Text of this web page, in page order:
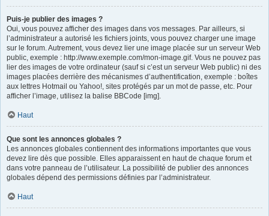
Puis-je publier des images ?
Oui, vous pouvez afficher des images dans vos messages. Par ailleurs, si
l’administrateur a autorisé les fichiers joints, vous pouvez charger une image
sur le forum. Autrement, vous devez lier une image placée sur un serveur Web
public, exemple : http://www.exemple.com/mon-image.gif. Vous ne pouvez pas
lier des images de votre ordinateur (sauf si c’est un serveur Web public) ni des
images placées derrière des mécanismes d’authentification, exemple : boîtes
aux lettres Hotmail ou Yahoo!, sites protégés par un mot de passe, etc. Pour
afficher l’image, utilisez la balise BBCode [img].
Haut
Que sont les annonces globales ?
Les annonces globales contiennent des informations importantes que vous
devez lire dès que possible. Elles apparaissent en haut de chaque forum et
dans votre panneau de l’utilisateur. La possibilité de publier des annonces
globales dépend des permissions définies par l’administrateur.
Haut